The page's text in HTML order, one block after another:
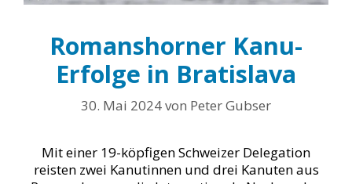
Romanshorner Kanu-
Erfolge in Bratislava
30. Mai 2024von Peter Gubser
Mit einer 19-köpfigen Schweizer Delegation
reisten zwei Kanutinnen und drei Kanuten aus